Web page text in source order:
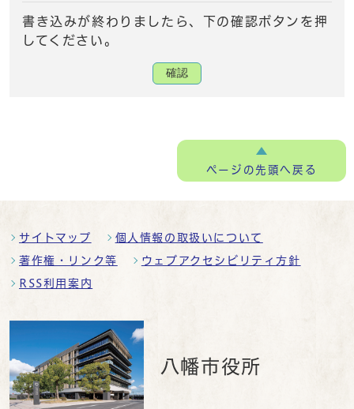
書き込みが終わりましたら、下の確認ボタンを押
してください。
確認
ページの先頭へ戻る
サイトマップ 個人情報の取扱いについて
著作権・リンク等 ウェブアクセシビリティ方針
RSS利用案内
八幡市役所